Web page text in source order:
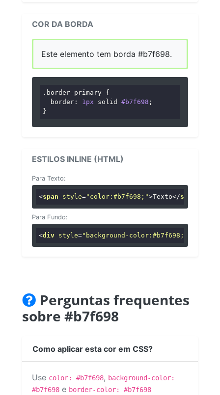
COR DA BORDA
Este elemento tem borda #b7f698.
.border-primary {
border : 1px solid #b7f698 ;
}
ESTILOS INLINE (HTML)
Para Texto:
<span style="color:#b7f698;">Texto</span
Para Fundo:
<div style="background-color:#b7f698;"
Perguntas frequentes
sobre #b7f698
Como aplicar esta cor em CSS?
Use color: #b7f698, background-color:
#b7f698 e border-color: #b7f698